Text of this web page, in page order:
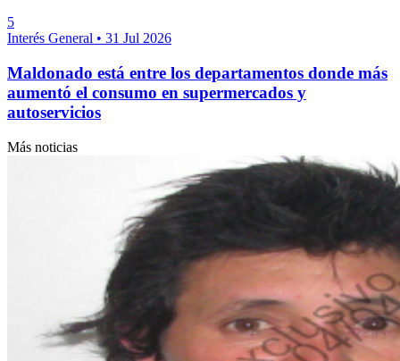
5
Interés General • 31 Jul 2026
Maldonado está entre los departamentos donde más
aumentó el consumo en supermercados y
autoservicios
Más noticias